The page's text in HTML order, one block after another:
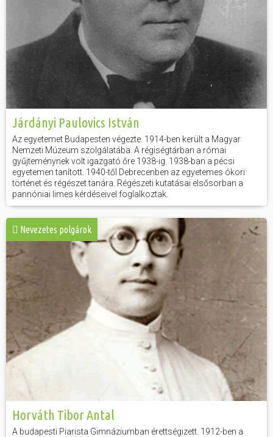
Járdányi Paulovics István
Az egyetemet Budapesten végezte. 1914-ben került a Magyar
Nemzeti Múzeum szolgálatába. A régiségtárban a római
gyűjteménynek volt igazgató őre 1938-ig. 1938-ban a pécsi
egyetemen tanított. 1940-től Debrecenben az egyetemes ókori
történet és régészet tanára. Régészeti kutatásai elsősorban a
pannóniai limes kérdéseivel foglalkoztak.
Nevezetes polgárok
Horváth Tibor Antal
A budapesti Piarista Gimnáziumban érettségizett. 1912-ben a